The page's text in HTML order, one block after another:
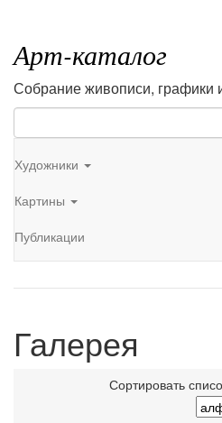
Арт-каталог
Собрание живописи, графики
Художники
Картины
Публикации
Галерея
Сортировать